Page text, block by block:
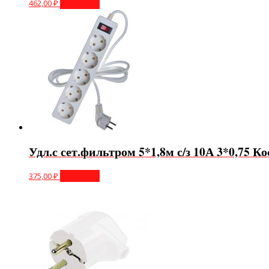
462,00₽
Удл.с сет.фильтром 5*1,8м с/з 10А 3*0,75
375,00₽